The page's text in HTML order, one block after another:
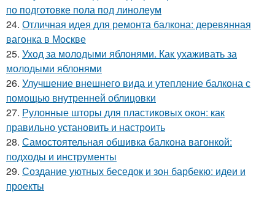
по подготовке пола под линолеум
24. Отличная идея для ремонта балкона: деревянная
вагонка в Москве
25. Уход за молодыми яблонями. Как ухаживать за
молодыми яблонями
26. Улучшение внешнего вида и утепление балкона с
помощью внутренней облицовки
27. Рулонные шторы для пластиковых окон: как
правильно установить и настроить
28. Самостоятельная обшивка балкона вагонкой:
подходы и инструменты
29. Создание уютных беседок и зон барбекю: идеи и
проекты